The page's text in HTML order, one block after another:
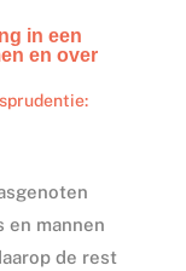
in een
en over
en mannen
de rest